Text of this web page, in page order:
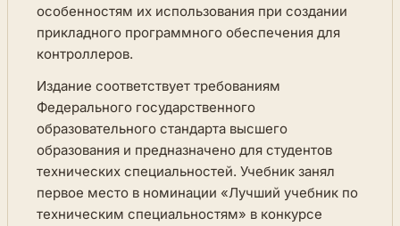
особенностям их использования при создании
прикладного программного обеспечения для
контроллеров.
Издание соответствует требованиям
Федерального государственного
образовательного стандарта высшего
образования и предназначено для студентов
технических специальностей. Учебник занял
первое место в номинации «Лучший учебник по
техническим специальностям» в конкурсе